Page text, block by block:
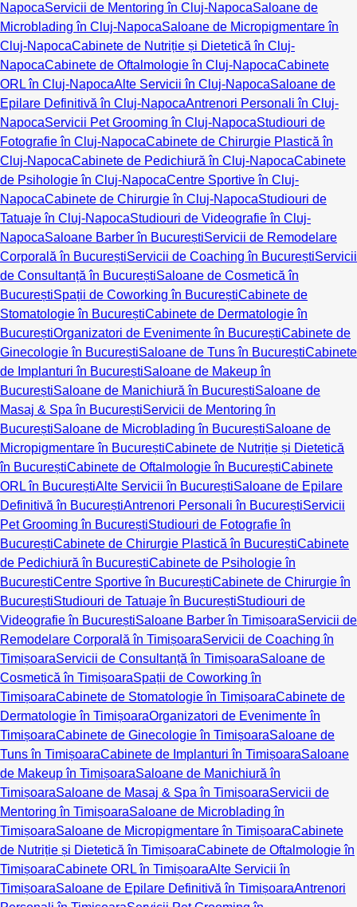
NapocaServicii de Mentoring în Cluj-NapocaSaloane de
Microblading în Cluj-NapocaSaloane de Micropigmentare în
Cluj-NapocaCabinete de Nutriție și Dietetică în Cluj-
NapocaCabinete de Oftalmologie în Cluj-NapocaCabinete
ORL în Cluj-NapocaAlte Servicii în Cluj-NapocaSaloane de
Epilare Definitivă în Cluj-NapocaAntrenori Personali în Cluj-
NapocaServicii Pet Grooming în Cluj-NapocaStudiouri de
Fotografie în Cluj-NapocaCabinete de Chirurgie Plastică în
Cluj-NapocaCabinete de Pedichiură în Cluj-NapocaCabinete
de Psihologie în Cluj-NapocaCentre Sportive în Cluj-
NapocaCabinete de Chirurgie în Cluj-NapocaStudiouri de
Tatuaje în Cluj-NapocaStudiouri de Videografie în Cluj-
NapocaSaloane Barber în BucureștiServicii de Remodelare
Corporală în BucureștiServicii de Coaching în BucureștiServicii
de Consultanță în BucureștiSaloane de Cosmetică în
BucureștiSpații de Coworking în BucureștiCabinete de
Stomatologie în BucureștiCabinete de Dermatologie în
BucureștiOrganizatori de Evenimente în BucureștiCabinete de
Ginecologie în BucureștiSaloane de Tuns în BucureștiCabinete
de Implanturi în BucureștiSaloane de Makeup în
BucureștiSaloane de Manichiură în BucureștiSaloane de
Masaj & Spa în BucureștiServicii de Mentoring în
BucureștiSaloane de Microblading în BucureștiSaloane de
Micropigmentare în BucureștiCabinete de Nutriție și Dietetică
în BucureștiCabinete de Oftalmologie în BucureștiCabinete
ORL în BucureștiAlte Servicii în BucureștiSaloane de Epilare
Definitivă în BucureștiAntrenori Personali în BucureștiServicii
Pet Grooming în BucureștiStudiouri de Fotografie în
BucureștiCabinete de Chirurgie Plastică în BucureștiCabinete
de Pedichiură în BucureștiCabinete de Psihologie în
BucureștiCentre Sportive în BucureștiCabinete de Chirurgie în
BucureștiStudiouri de Tatuaje în BucureștiStudiouri de
Videografie în BucureștiSaloane Barber în TimișoaraServicii de
Remodelare Corporală în TimișoaraServicii de Coaching în
TimișoaraServicii de Consultanță în TimișoaraSaloane de
Cosmetică în TimișoaraSpații de Coworking în
TimișoaraCabinete de Stomatologie în TimișoaraCabinete de
Dermatologie în TimișoaraOrganizatori de Evenimente în
TimișoaraCabinete de Ginecologie în TimișoaraSaloane de
Tuns în TimișoaraCabinete de Implanturi în TimișoaraSaloane
de Makeup în TimișoaraSaloane de Manichiură în
TimișoaraSaloane de Masaj & Spa în TimișoaraServicii de
Mentoring în TimișoaraSaloane de Microblading în
TimișoaraSaloane de Micropigmentare în TimișoaraCabinete
de Nutriție și Dietetică în TimișoaraCabinete de Oftalmologie în
TimișoaraCabinete ORL în TimișoaraAlte Servicii în
TimișoaraSaloane de Epilare Definitivă în TimișoaraAntrenori